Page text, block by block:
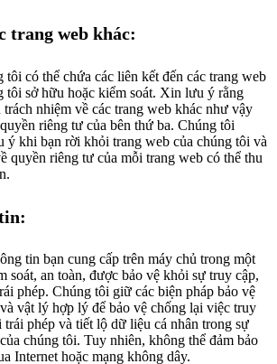
trang web khác:
tôi có thể chứa các liên kết đến các trang web
tôi sở hữu hoặc kiểm soát. Xin lưu ý rằng
nhiệm về các trang web khác như vậy
riêng tư của bên thứ ba. Chúng tôi
ý khi bạn rời khỏi trang web của chúng tôi và
quyền riêng tư của mỗi trang web có thể thu
tin bạn cung cấp trên máy chủ trong một
soát, an toàn, được bảo vệ khỏi sự truy cập,
phép. Chúng tôi giữ các biện pháp bảo vệ
vật lý hợp lý để bảo vệ chống lại việc truy
trái phép và tiết lộ dữ liệu cá nhân trong sự
chúng tôi. Tuy nhiên, không thể đảm bảo
Internet hoặc mạng không dây.